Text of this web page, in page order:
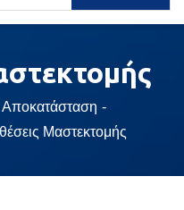
Μαστεκτομής